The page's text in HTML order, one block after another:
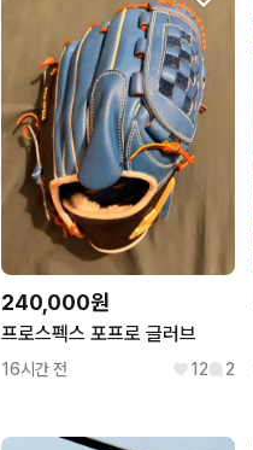
240,000원
프로스펙스 포프로 글러브
16시간 전 12 2